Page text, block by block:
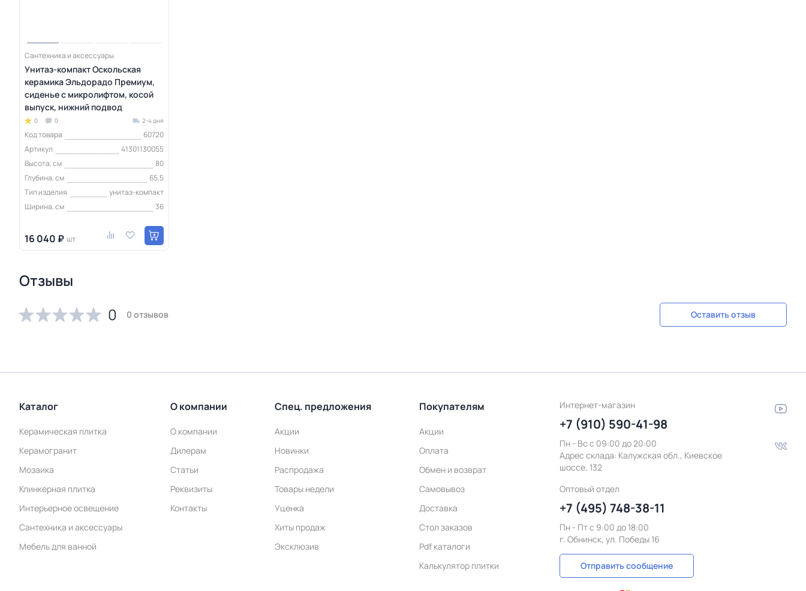
Сантехника и аксессуары
Унитаз-компакт Оскольская
керамика Эльдорадо Премиум,
сиденье с микролифтом, косой
выпуск, нижний подвод
0 0 2-4 дня
Код товара
60720
Артикул
41301130055
Высота, см
80
Глубина, см
65,5
Тип изделия
унитаз-компакт
Ширина, см
36
16 040 ₽ шт
Отзывы
0
0 отзывов Оставить отзыв
Каталог
Керамическая плитка
Керамогранит
Мозаика
Клинкерная плитка
Интерьерное освещение
Сантехника и аксессуары
Мебель для ванной
О компании
О компании
Дилерам
Статьи
Реквизиты
Контакты
Спец. предложения
Акции
Новинки
Распродажа
Товары недели
Уценка
Хиты продаж
Эксклюзив
Покупателям
Акции
Оплата
Обмен и возврат
Самовывоз
Доставка
Стол заказов
Pdf каталоги
Калькулятор плитки
Интернет-магазин
+7 (910) 590-41-98
Пн - Вс с 09:00 до 20:00
Адрес склада: Калужская обл., Киевское
шоссе, 132
Оптовый отдел
+7 (495) 748-38-11
Пн - Пт c 9:00 до 18:00
г. Обнинск, ул. Победы 16
Отправить сообщение